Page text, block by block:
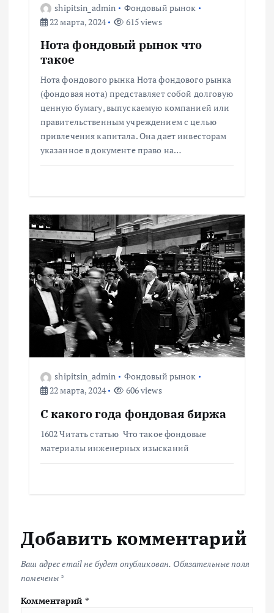
м
shipitsin_admin
Фондовый рынок
22 марта, 2024
615 views
Нота фондовый рынок что
такое
Нота фондового рынка Нота фондового рынка
(фондовая нота) представляет собой долговую
ценную бумагу, выпускаемую компанией или
правительственным учреждением с целью
привлечения капитала. Она дает инвесторам
указанное в документе право на…
shipitsin_admin
Фондовый рынок
22 марта, 2024
606 views
С какого года фондовая биржа
1602 Читать статью Что такое фондовые
материалы инженерных изысканий
Добавить комментарий
Ваш адрес email не будет опубликован. Обязательные поля
помечены *
Комментарий *